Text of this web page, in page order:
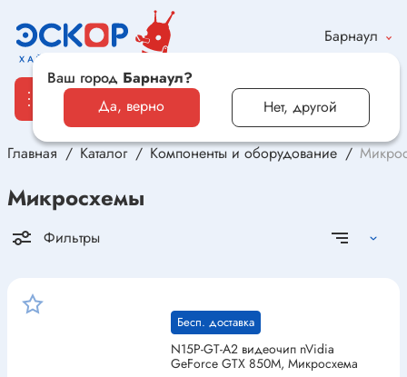
Барнаул
Ваш город Барнаул?
Да, верно
Нет, другой
Каталог
Электронные компоненты и оборудование
Автомобильная электроника и автотовары
Электроника для дома и хобби
Главная Каталог Компоненты и оборудование
Микросхемы
Фильтры
Бесп. доставка
N15P-GT-A2 видеочип nVidia
GeForce GTX 850M, Микросхема